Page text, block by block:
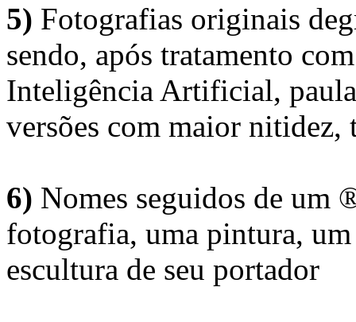
5) Fotografias originais
sendo, após tratamento
Inteligência Artificial,
versões com maior nitidez,
6) Nomes seguidos de um
fotografia, uma pintura,
escultura de seu portador